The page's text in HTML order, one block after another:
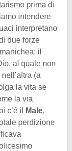
prima di
intendere
interpretano
due forze
il
al quale non
(a
la vita se
la via
c’è il
Male,
perdizione